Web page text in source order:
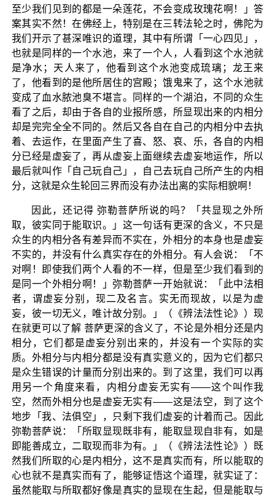
至少我们见到的都是一朵莲花，不会变成玫瑰花啊！」答
案其实不然！在佛经上，特别是在三转法轮之时，佛陀为
我们开示了甚深唯识的道理，其中有所谓「一心四见」，
也就是同样的一个水池，来了一个人，人看到这个水池就
是净水；天人来了，他看到这个水池变成琉璃；龙王来
了，他看到的是他所居住的宫殿；饿鬼来了，这个水池就
变成了血水脓池臭不堪言。同样的一个湖泊，不同的众生
看了之后，却由于各自的业报所感，所显现出来的内相分
却是完完全全不同的。然后又各自在自己的内相分中去执
着、去运作，在里面产生了喜、怒、哀、乐，各自的内相
分已经是虚妄了，再从虚妄上面继续去虚妄地运作，所以
最后就叫作「自己玩自己」，自己去玩自己所产生的内相
分，这就是众生轮回三界而没有办法出离的实际相貌啊！
因此，还记得 弥勒菩萨所说的吗？「共显现之外所
取，彼实同于能取识。」这一句话有更深的含义，不只是
众生的内相分各有差异而不实在，外相分的本身也是虚妄
不实的，并没有什么真实存在的外相分。有人会说：「不
对啊！即使我们两个人看的不一样，但是至少我们看到的
是同一个外相分啊！」弥勒菩萨一开始就说：「此中法相
者，谓虚妄分别，现二及名言。实无而现故，以是为虚
妄，彼一切无义，唯计故分别。」（《辨法法性论》）现
在就更可以了解 菩萨更深的含义了，不论是外相分还是内
相分，它们都是虚妄分别出来的，并没有一个实际的实
质。外相分与内相分都是没有真实意义的，因为它们都只
是众生错误的计量而分别出来的。到了这里，我们可以再
用另一个角度来看，内相分虚妄无实有——这个叫作我
空，然而外相分也是虚妄无实有——这是法空，到了这个
地步「我、法俱空」，只剩下我们虚妄的计着而己。因此
弥勒菩萨说：「所取显现既非有，能取显现自非有，如是
即能善成立，二取现而非为有。」（《辨法法性论》）既
然我们所取的心是内相分，这不是真实而有，所以能取的
心也就不是真实而有了，能够证悟这个道理，就实证了：
虽然能取与所取都好像是真实的显现在生起，但是能取与